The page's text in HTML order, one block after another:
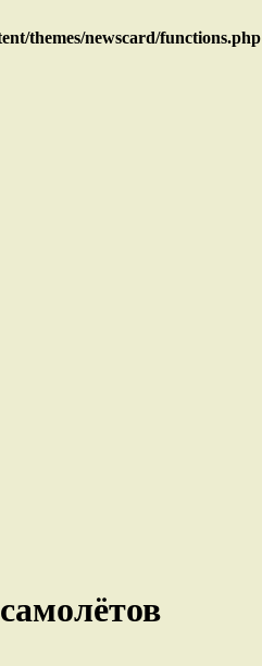
themes/newscard/functions.php